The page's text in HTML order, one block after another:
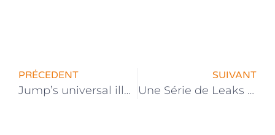
PRÉCEDENT
Jump’s universal illustration contest | La 3e édition est lancée
SUIVANT
Une Série de Leaks Dévoile de Nombreux Futurs Animes